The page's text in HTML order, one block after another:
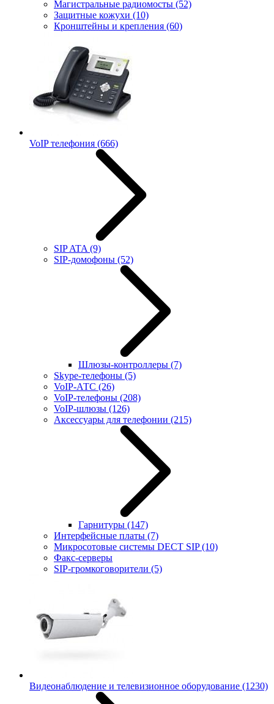
Магистральные радиомосты (52)
Защитные кожухи (10)
Кронштейны и крепления (60)
VoIP телефония (666)
SIP ATA (9)
SIP-домофоны (52)
Шлюзы-контроллеры (7)
Skype-телефоны (5)
VoIP-АТС (26)
VoIP-телефоны (208)
VoIP-шлюзы (126)
Аксессуары для телефонии (215)
Гарнитуры (147)
Интерфейсные платы (7)
Микросотовые системы DECT SIP(10)
Факс-серверы
SIP-громкоговорители (5)
Видеонаблюдение и телевизионное оборудование (1230)